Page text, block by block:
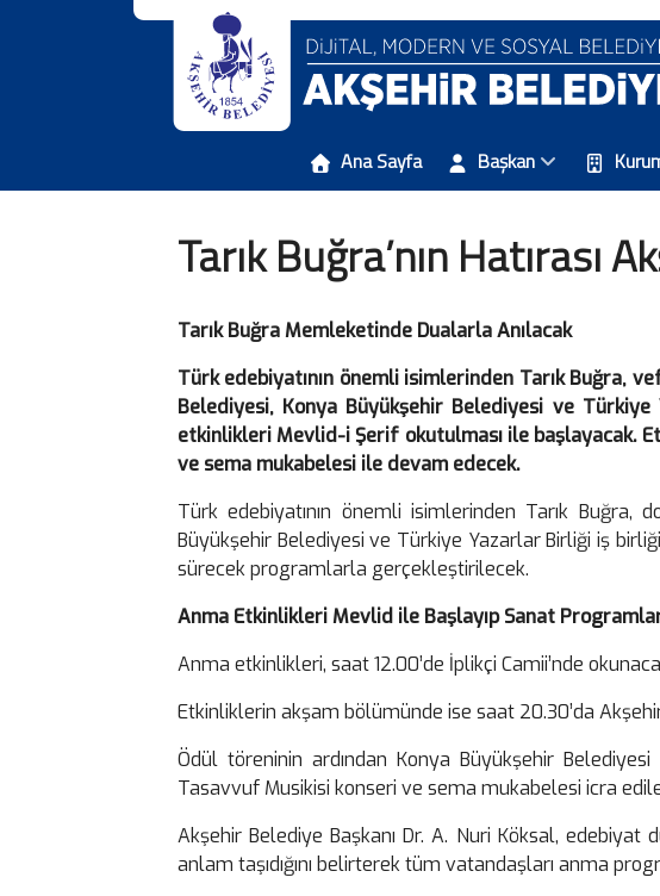
Ana Sayfa Başkan
Tarık Buğra’nın Hatırası
Tarık Buğra Memleketinde Dualarla Anılacak
Türk edebiyatının önemli isimlerinden Tarık Buğra,
Belediyesi, Konya Büyükşehir Belediyesi ve
etkinlikleri Mevlid-i Şerif okutulması ile başlayacak.
ve sema mukabelesi ile devam edecek.
Türk edebiyatının önemli isimlerinden Tarık Buğra,
Büyükşehir Belediyesi ve Türkiye Yazarlar Birliği iş
sürecek programlarla gerçekleştirilecek.
Anma Etkinlikleri Mevlid ile Başlayıp Sanat
Anma etkinlikleri, saat 12.00’de İplikçi Camii’nde
Etkinliklerin akşam bölümünde ise saat 20.30’da
Ödül töreninin ardından Konya Büyükşehir
Tasavvuf Musikisi konseri ve sema mukabelesi icra
Akşehir Belediye Başkanı Dr. A. Nuri Köksal, edebiyat
anlam taşıdığını belirterek tüm vatandaşları anma